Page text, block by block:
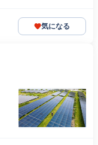
気になる